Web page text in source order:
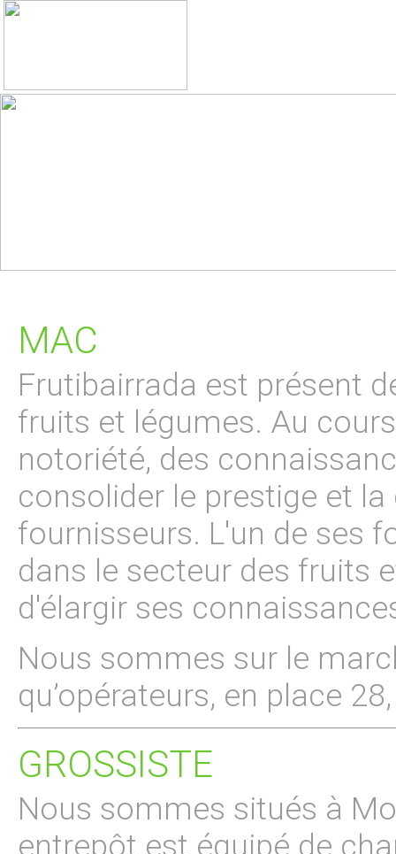
MAC
Frutibairrada est présent
fruits et légumes. Au
notoriété, des
consolider le prestige et
fournisseurs. L'un de ses
dans le secteur des fruits
d'élargir ses
Nous sommes sur le
qu’opérateurs, en place
GROSSISTE
Nous sommes situés à
entrepôt est équipé de